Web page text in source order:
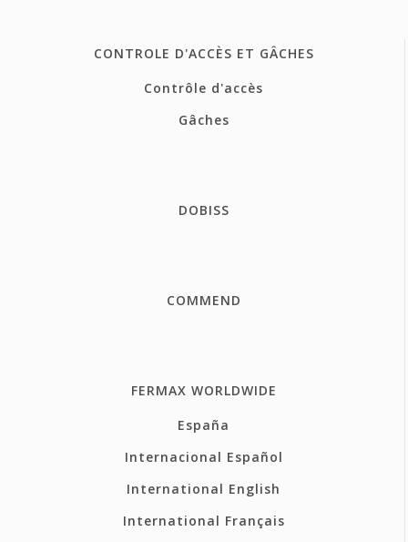
CONTROLE D'ACCÈS ET GÂCHES
Contrôle d'accès
Gâches
DOBISS
COMMEND
FERMAX WORLDWIDE
España
Internacional Español
International English
International Français